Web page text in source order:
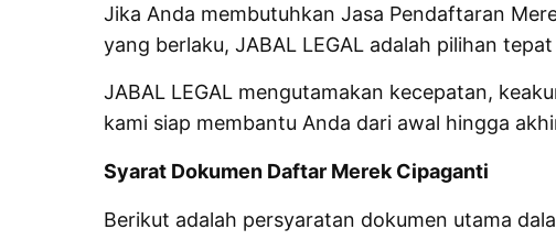
Jika Anda membutuhkan Jasa Pendaftaran
yang berlaku, JABAL LEGAL adalah pilihan
JABAL LEGAL mengutamakan kecepatan,
kami siap membantu Anda dari awal hingga
Syarat Dokumen Daftar Merek Cipaganti
Berikut adalah persyaratan dokumen utama